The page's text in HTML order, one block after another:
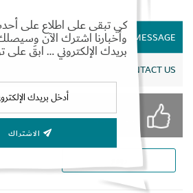
CEO MESSAGE
CONTACT US
الأكثر إعجابا
كي تبقى على اطلاع على
وأخبارنا اشترك الآن
بريدك الإلكتروني … ابقَ
Set Youtube Channel ID